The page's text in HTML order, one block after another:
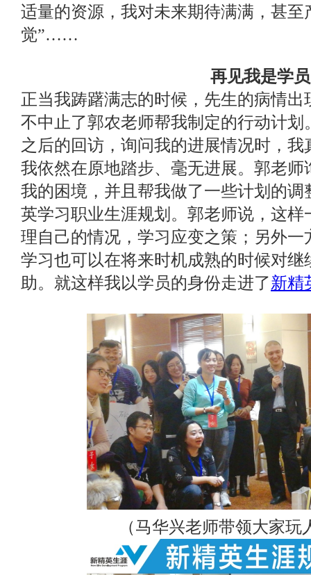
适量的资源，我对未来期待满满，甚至
觉”……
再见我是学员
正当我踌躇满志的时候，先生的病情
不中止了郭农老师帮我制定的行动计
之后的回访，询问我的进展情况时，
我依然在原地踏步、毫无进展。郭老
我的困境，并且帮我做了一些计划的
英学习职业生涯规划。郭老师说，这
理自己的情况，学习应变之策；另外
学习也可以在将来时机成熟的时候对
助。就这样我以学员的身份走进了新精
（马华兴老师带领大家玩